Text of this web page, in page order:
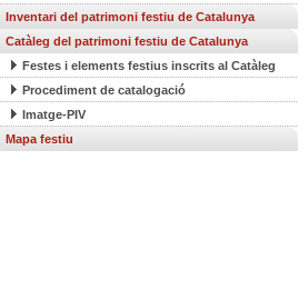
Inventari del patrimoni festiu de Catalunya
Catàleg del patrimoni festiu de Catalunya
Festes i elements festius inscrits al Catàleg
Procediment de catalogació
Imatge-PIV
Mapa festiu